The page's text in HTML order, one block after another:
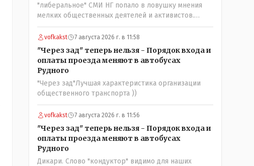
"либеральное" СМИ НГ попало в ловушку мнения
мелких общественных деятелей и активистов.
Теперь любой активист и НПОшник будет поносить
и диктовать условия газете информационно
бомбордируя ее пока та не начнет писать "как
надо" определенному кругу лиц. Редакторская
политика, коллектив журналистов уже ниче не
значат. Прискорбно и иронично
vofkakst 7 августа 2026 г. в 11:58
"Через зад" теперь нельзя - Порядок входа и
оплаты проезда меняют в автобусах
Рудного
"Через зад"Лучшая характеристика организации
общественного транспорта ))
vofkakst 7 августа 2026 г. в 11:56
"Через зад" теперь нельзя - Порядок входа и
оплаты проезда меняют в автобусах
Рудного
Дикари. Слово "кондуктор" видимо для наших